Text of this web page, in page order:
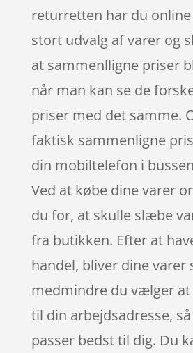
returretten har du
stort udvalg af varer og
at sammenlligne priser
når man kan se de
priser med det samme.
faktisk sammenligne
din mobiltelefon i
Ved at købe dine varer
du for, at skulle slæbe
fra butikken. Efter at
handel, bliver dine varer
medmindre du vælger
til din arbejdsadresse,
passer bedst til dig. Du